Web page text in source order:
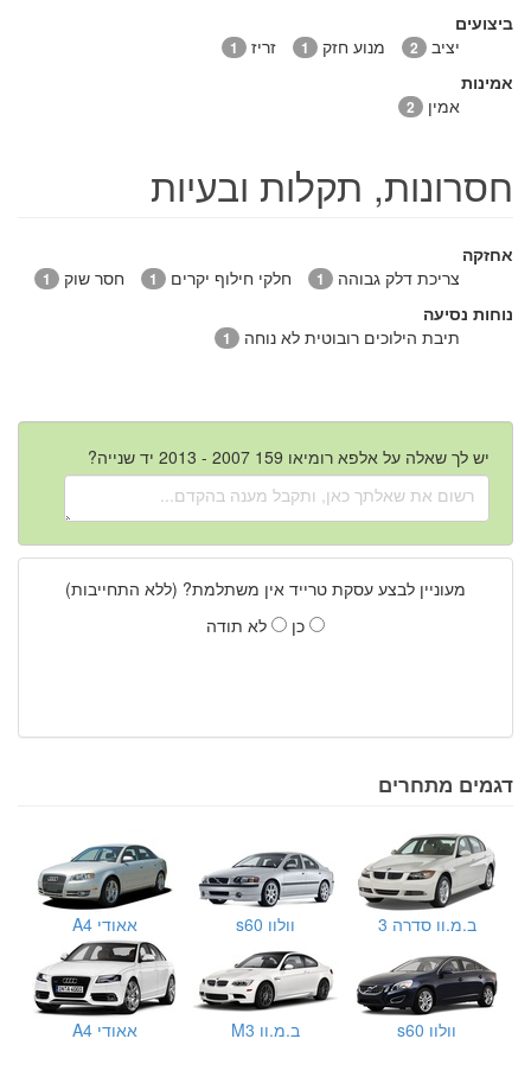
ביצועים
יציב
2 מנוע חזק 1 זריז 1
אמינות
אמין
2
חסרונות, תקלות ובעיות
אחזקה
צריכת דלק גבוהה
1 חלקי חילוף יקרים 1 חסר שוק 1
נוחות נסיעה
תיבת הילוכים רובוטית לא נוחה
1
יש לך שאלה על אלפא רומיאו 159 2007 - 2013 יד שנייה?
מעוניין לבצע עסקת טרייד אין משתלמת? (ללא התחייבות)
כן
לא תודה
דגמים מתחרים
ב.מ.וו סדרה 3 וולוו s60 אאודי A4
וולוו s60 ב.מ.וו M3 אאודי A4